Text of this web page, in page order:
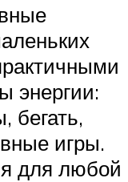
энергии:
бегать,
игры.
для любой